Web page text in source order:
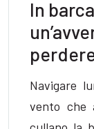
In
Navigare
vento che